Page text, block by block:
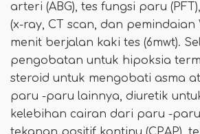
arteri (ABG), tes fungsi paru
(x-ray, CT scan, dan pemindaian
menit berjalan kaki tes (6mwt).
pengobatan untuk hipoksia
steroid untuk mengobati asma
paru -paru lainnya, diuretik
kelebihan cairan dari paru -